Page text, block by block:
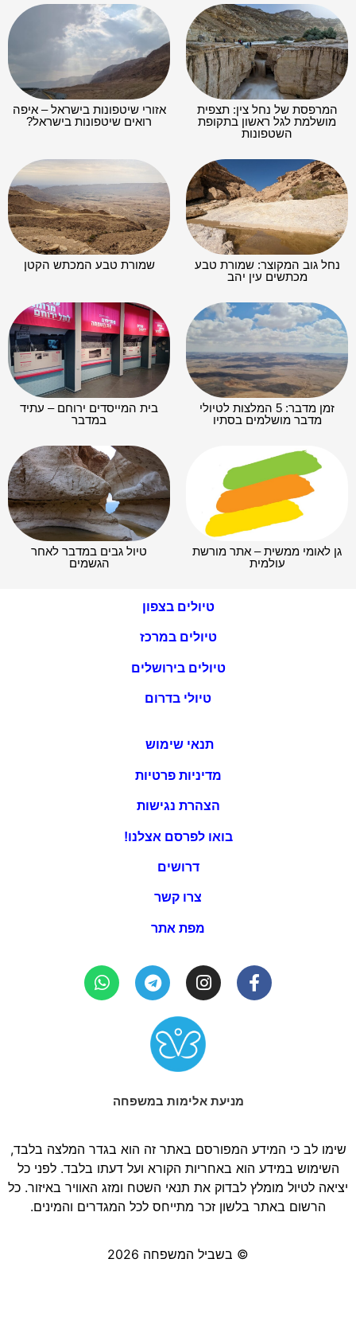
המרפסת של נחל צין: תצפית
מושלמת לגל ראשון בתקופת
השטפונות
אזורי שיטפונות בישראל – איפה
רואים שיטפונות בישראל?
נחל גוב המקוצר: שמורת טבע
מכתשים עין יהב
שמורת טבע המכתש הקטן
זמן מדבר: 5 המלצות לטיולי
מדבר מושלמים בסתיו
בית המייסדים ירוחם – עתיד
במדבר
גן לאומי ממשית – אתר מורשת
עולמית
טיול גבים במדבר לאחר
הגשמים
טיולים בצפון
טיולים במרכז
טיולים בירושלים
טיולי בדרום
תנאי שימוש
מדיניות פרטיות
הצהרת נגישות
בואו לפרסם אצלנו!
דרושים
צרו קשר
מפת אתר
מניעת אלימות במשפחה
שימו לב כי המידע המפורסם באתר זה הוא בגדר המלצה בלבד,
השימוש במידע הוא באחריות הקורא ועל דעתו בלבד. לפני כל
יציאה לטיול מומלץ לבדוק את תנאי השטח ומזג האוויר באיזור. כל
הרשום באתר בלשון זכר מתייחס לכל המגדרים והמינים.
© בשביל המשפחה 2026